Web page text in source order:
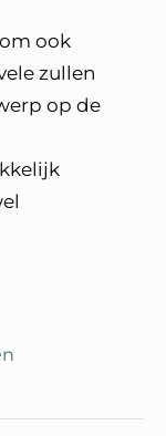
ook
zullen
op de